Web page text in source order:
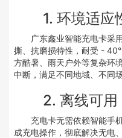
1. 环境适应
广东鑫业智能充电卡采
撕、抗磨损特性，耐受 -
方酷暑、雨天户外等复杂环
中断，满足不同地域、不同
2. 离线可用
充电卡无需依赖智能手
成充电操作，彻底解决无电